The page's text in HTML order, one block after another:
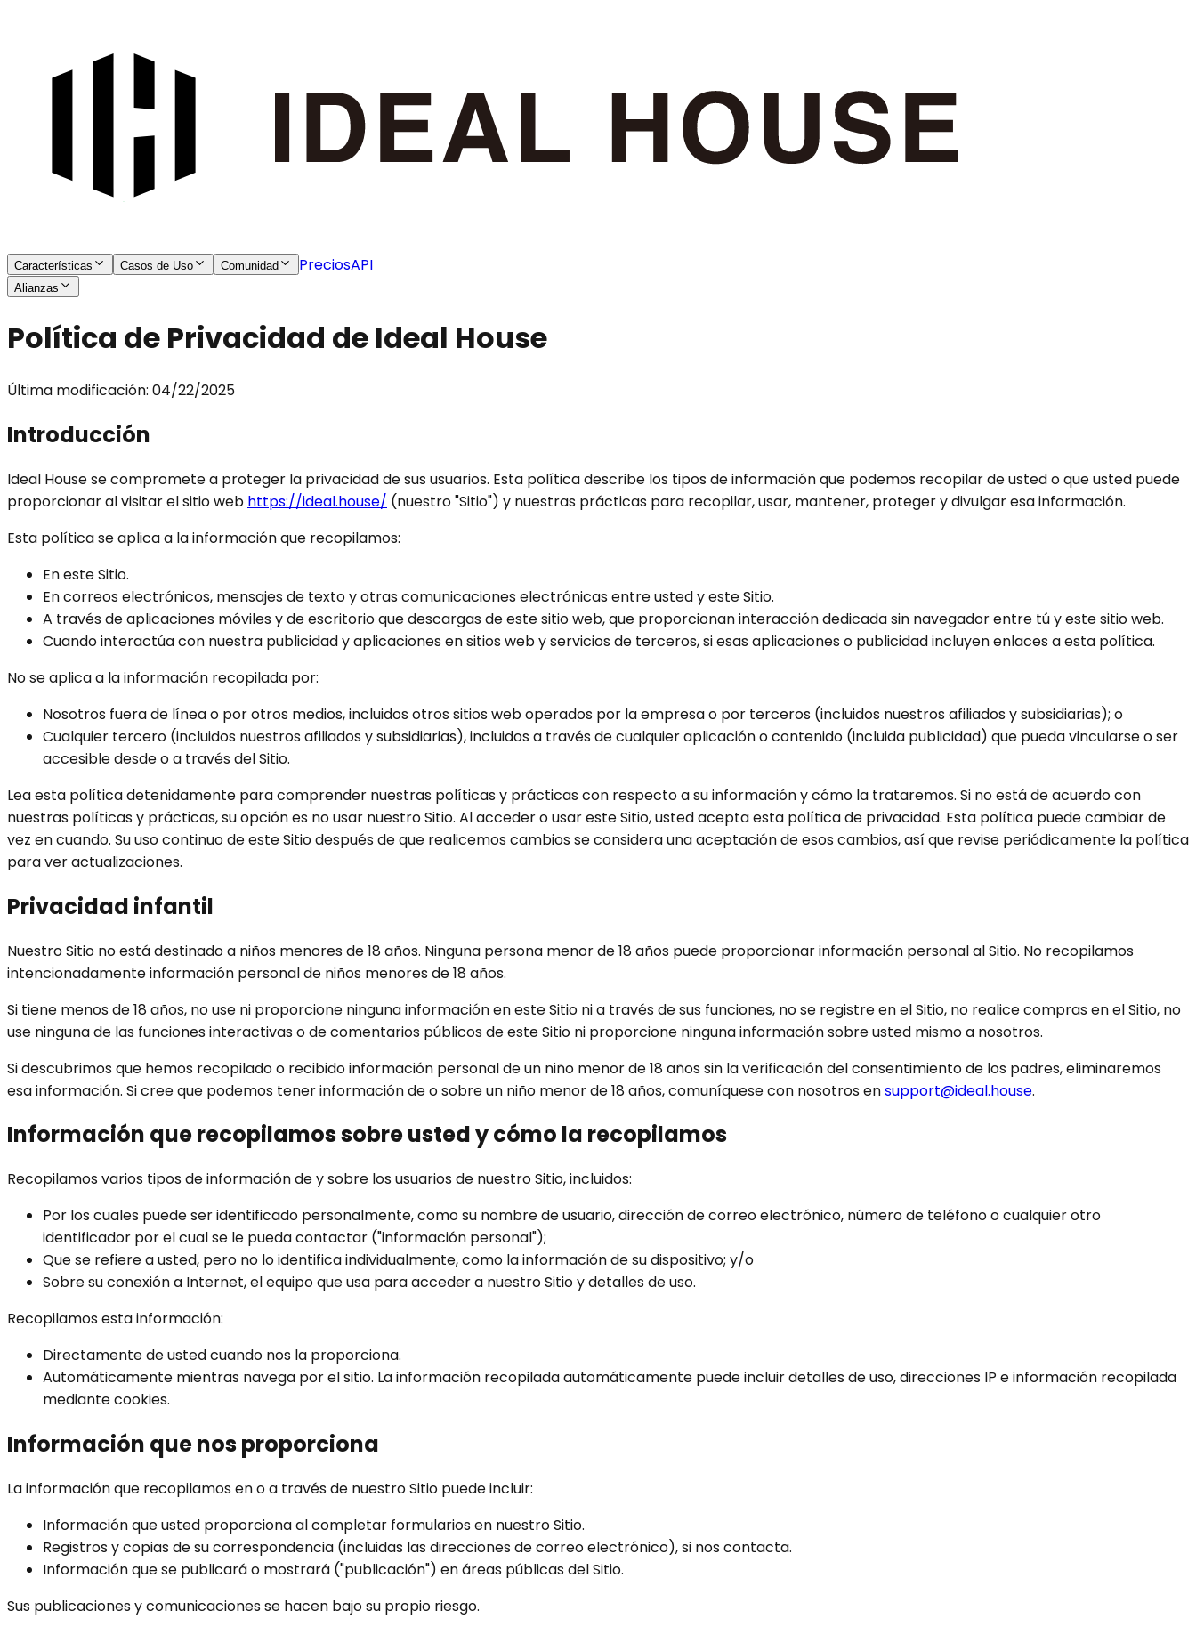
Características Casos de Uso Comunidad PreciosAPI
Alianzas
Política de Privacidad de Ideal House
Última modificación: 04/22/2025
Introducción
Ideal House se compromete a proteger la privacidad de sus usuarios. Esta política describe los tipos de información que podemos recopilar de usted o que usted puede
proporcionar al visitar el sitio web https://ideal.house/ (nuestro "Sitio") y nuestras prácticas para recopilar, usar, mantener, proteger y divulgar esa información.
Esta política se aplica a la información que recopilamos:
En este Sitio.
En correos electrónicos, mensajes de texto y otras comunicaciones electrónicas entre usted y este Sitio.
A través de aplicaciones móviles y de escritorio que descargas de este sitio web, que proporcionan interacción dedicada sin navegador entre tú y este sitio web.
Cuando interactúa con nuestra publicidad y aplicaciones en sitios web y servicios de terceros, si esas aplicaciones o publicidad incluyen enlaces a esta política.
No se aplica a la información recopilada por:
Nosotros fuera de línea o por otros medios, incluidos otros sitios web operados por la empresa o por terceros (incluidos nuestros afiliados y subsidiarias); o
Cualquier tercero (incluidos nuestros afiliados y subsidiarias), incluidos a través de cualquier aplicación o contenido (incluida publicidad) que pueda vincularse o ser
accesible desde o a través del Sitio.
Lea esta política detenidamente para comprender nuestras políticas y prácticas con respecto a su información y cómo la trataremos. Si no está de acuerdo con
nuestras políticas y prácticas, su opción es no usar nuestro Sitio. Al acceder o usar este Sitio, usted acepta esta política de privacidad. Esta política puede cambiar de
vez en cuando. Su uso continuo de este Sitio después de que realicemos cambios se considera una aceptación de esos cambios, así que revise periódicamente la política
para ver actualizaciones.
Privacidad infantil
Nuestro Sitio no está destinado a niños menores de 18 años. Ninguna persona menor de 18 años puede proporcionar información personal al Sitio. No recopilamos
intencionadamente información personal de niños menores de 18 años.
Si tiene menos de 18 años, no use ni proporcione ninguna información en este Sitio ni a través de sus funciones, no se registre en el Sitio, no realice compras en el Sitio, no
use ninguna de las funciones interactivas o de comentarios públicos de este Sitio ni proporcione ninguna información sobre usted mismo a nosotros.
Si descubrimos que hemos recopilado o recibido información personal de un niño menor de 18 años sin la verificación del consentimiento de los padres, eliminaremos
esa información. Si cree que podemos tener información de o sobre un niño menor de 18 años, comuníquese con nosotros ensupport@ideal.house.
Información que recopilamos sobre usted y cómo la recopilamos
Recopilamos varios tipos de información de y sobre los usuarios de nuestro Sitio, incluidos:
Por los cuales puede ser identificado personalmente, como su nombre de usuario, dirección de correo electrónico, número de teléfono o cualquier otro
identificador por el cual se le pueda contactar ("información personal");
Que se refiere a usted, pero no lo identifica individualmente, como la información de su dispositivo; y/o
Sobre su conexión a Internet, el equipo que usa para acceder a nuestro Sitio y detalles de uso.
Recopilamos esta información:
Directamente de usted cuando nos la proporciona.
Automáticamente mientras navega por el sitio. La información recopilada automáticamente puede incluir detalles de uso, direcciones IP e información recopilada
mediante cookies.
Información que nos proporciona
La información que recopilamos en o a través de nuestro Sitio puede incluir:
Información que usted proporciona al completar formularios en nuestro Sitio.
Registros y copias de su correspondencia (incluidas las direcciones de correo electrónico), si nos contacta.
Información que se publicará o mostrará ("publicación") en áreas públicas del Sitio.
Sus publicaciones y comunicaciones se hacen bajo su propio riesgo.